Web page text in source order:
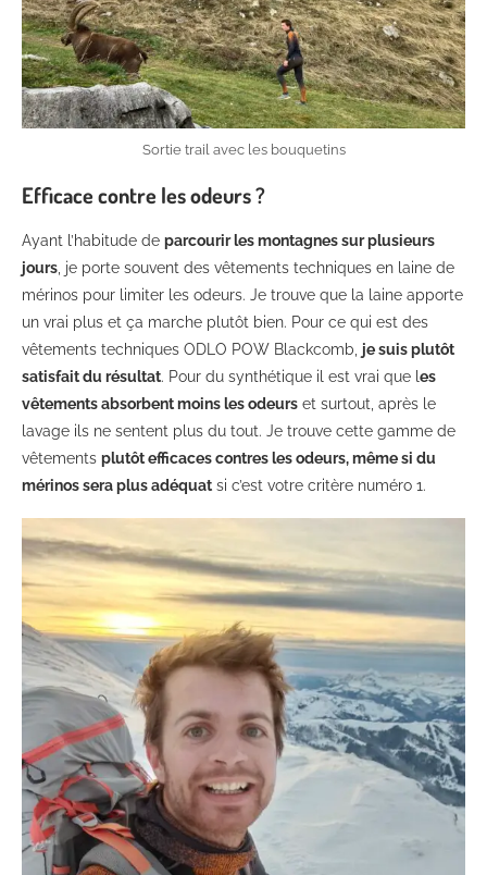
Sortie trail avec les bouquetins
Efficace contre les odeurs ?
Ayant l’habitude de parcourir les montagnes sur plusieurs
jours , je porte souvent des vêtements techniques en laine de
mérinos pour limiter les odeurs. Je trouve que la laine apporte
un vrai plus et ça marche plutôt bien. Pour ce qui est des
vêtements techniques ODLO POW Blackcomb, je suis plutôt
satisfait du résultat. Pour du synthétique il est vrai que l es
vêtements absorbent moins les odeurs et surtout, après le
lavage ils ne sentent plus du tout. Je trouve cette gamme de
vêtements plutôt efficaces contres les odeurs, même si du
mérinos sera plus adéquat si c’est votre critère numéro 1.